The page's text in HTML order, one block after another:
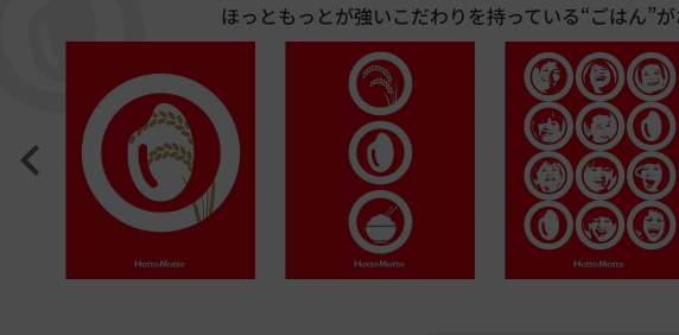
ほっともっとが強いこだわりを持っている“ごはん”